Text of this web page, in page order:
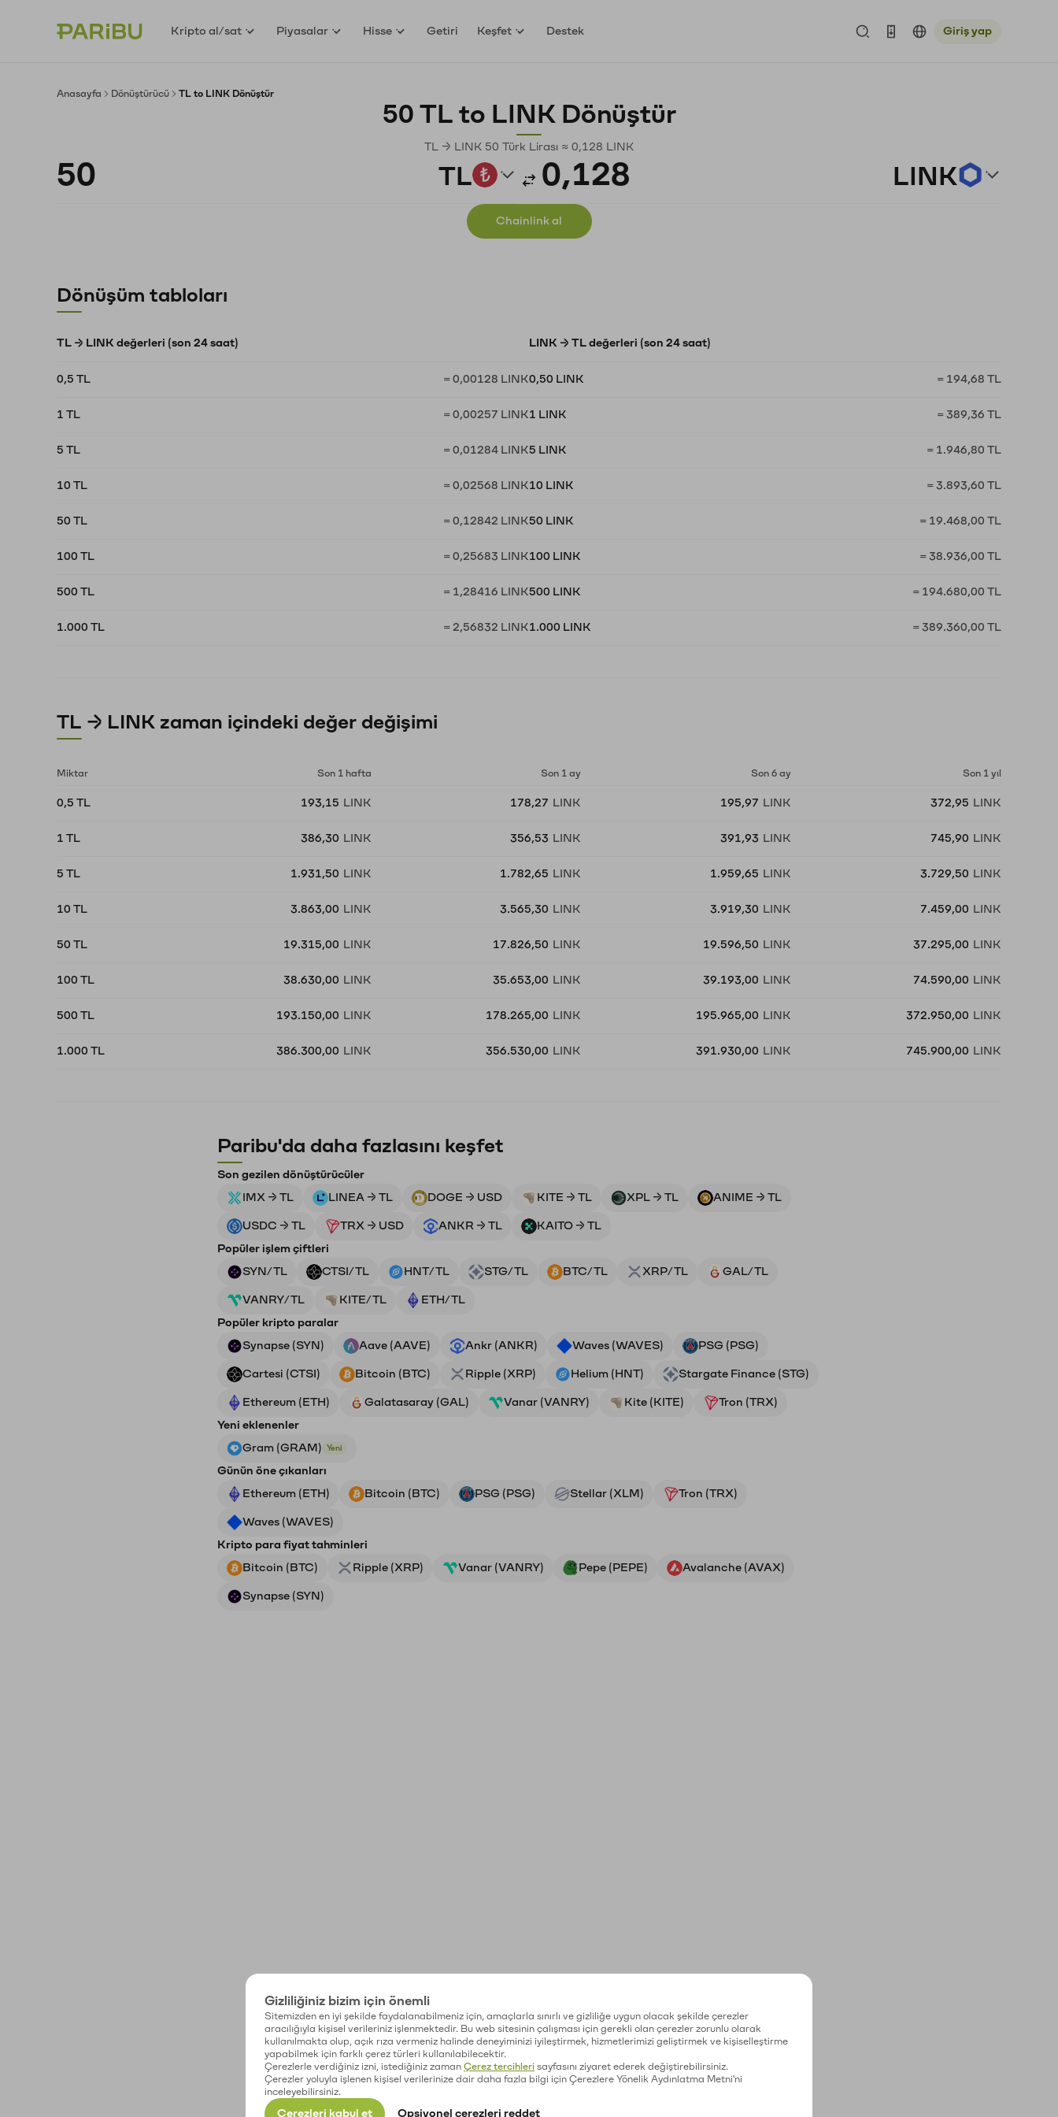
Kripto al/sat Piyasalar Hisse Getiri Keşfet Destek Giriş yap
Anasayfa Dönüştürücü TL to LINK Dönüştür
50 TL to LINK Dönüştür
TL → LINK 50 Türk Lirası ≈ 0,128 LINK
TL LINK
Chainlink al
Dönüşüm tabloları
TL → LINK değerleri (son 24 saat)
0,5 TL = 0,00128 LINK
1 TL = 0,00257 LINK
5 TL = 0,01284 LINK
10 TL = 0,02568 LINK
50 TL = 0,12842 LINK
100 TL = 0,25683 LINK
500 TL = 1,28416 LINK
1.000 TL = 2,56832 LINK
LINK → TL değerleri (son 24 saat)
0,50 LINK = 194,68 TL
1 LINK = 389,36 TL
5 LINK = 1.946,80 TL
10 LINK = 3.893,60 TL
50 LINK = 19.468,00 TL
100 LINK = 38.936,00 TL
500 LINK = 194.680,00 TL
1.000 LINK = 389.360,00 TL
TL → LINK zaman içindeki değer değişimi
Miktar Son 1 hafta Son 1 ay Son 6 ay Son 1 yıl
0,5 TL 193,15 LINK 178,27 LINK 195,97 LINK 372,95 LINK
1 TL 386,30 LINK 356,53 LINK 391,93 LINK 745,90 LINK
5 TL 1.931,50 LINK 1.782,65 LINK 1.959,65 LINK 3.729,50 LINK
10 TL 3.863,00 LINK 3.565,30 LINK 3.919,30 LINK 7.459,00 LINK
50 TL 19.315,00 LINK 17.826,50 LINK 19.596,50 LINK 37.295,00 LINK
100 TL 38.630,00 LINK 35.653,00 LINK 39.193,00 LINK 74.590,00 LINK
500 TL 193.150,00 LINK 178.265,00 LINK 195.965,00 LINK 372.950,00 LINK
1.000 TL 386.300,00 LINK 356.530,00 LINK 391.930,00 LINK 745.900,00 LINK
Paribu'da daha fazlasını keşfet
Son gezilen dönüştürücüler
IMX → TL
LINEA → TL DOGE → USD KITE → TL XPL → TL ANIME → TL
USDC → TL TRX → USD ANKR → TL
KAITO → TL
Popüler işlem çiftleri
SYN/TL
CTSI/TL HNT/TL STG/TL BTC/TL XRP/TL GAL/TL
VANRY/TL KITE/TL
ETH/TL
Popüler kripto paralar
Synapse (SYN)
Aave (AAVE) Ankr (ANKR) Waves (WAVES) PSG (PSG)
Cartesi (CTSI) Bitcoin (BTC) Ripple (XRP) Helium (HNT) Stargate Finance (STG)
Ethereum (ETH) Galatasaray (GAL) Vanar (VANRY) Kite (KITE)
Tron (TRX)
Yeni eklenenler
Gram (GRAM)
Yeni
Günün öne çıkanları
Ethereum (ETH)
Bitcoin (BTC) PSG (PSG) Stellar (XLM) Tron (TRX)
Waves (WAVES)
Kripto para fiyat tahminleri
Bitcoin (BTC)
Ripple (XRP) Vanar (VANRY) Pepe (PEPE) Avalanche (AVAX)
Synapse (SYN)
Gizliliğiniz bizim için önemli
Sitemizden en iyi şekilde faydalanabilmeniz için, amaçlarla sınırlı ve gizliliğe uygun olacak şekilde çerezler
aracılığıyla kişisel verileriniz işlenmektedir. Bu web sitesinin çalışması için gerekli olan çerezler zorunlu olarak
kullanılmakta olup, açık rıza vermeniz halinde deneyiminizi iyileştirmek, hizmetlerimizi geliştirmek ve kişiselleştirme
yapabilmek için farklı çerez türleri kullanılabilecektir.
Çerezlerle verdiğiniz izni, istediğiniz zaman Çerez tercihleri sayfasını ziyaret ederek değiştirebilirsiniz.
Çerezler yoluyla işlenen kişisel verilerinize dair daha fazla bilgi için Çerezlere Yönelik Aydınlatma Metni'ni
inceleyebilirsiniz.
Çerezleri kabul et Opsiyonel çerezleri reddet